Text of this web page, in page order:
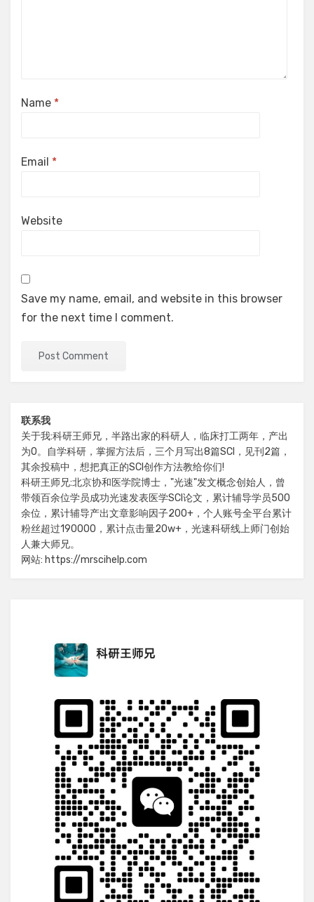
Name *
Email *
Website
Save my name, email, and website in this browser
for the next time I comment.
联系我
关于我:科研王师兄，半路出家的科研人，临床打工两年，产出
为0。自学科研，掌握方法后，三个月写出8篇SCI，见刊2篇，
其余投稿中，想把真正的SCI创作方法教给你们!
科研王师兄:北京协和医学院博士，"光速"发文概念创始人，曾
带领百余位学员成功光速发表医学SCI论文，累计辅导学员500
余位，累计辅导产出文章影响因子200+，个人账号全平台累计
粉丝超过190000，累计点击量20w+，光速科研线上师门创始
人兼大师兄。
网站: https://mrscihelp.com